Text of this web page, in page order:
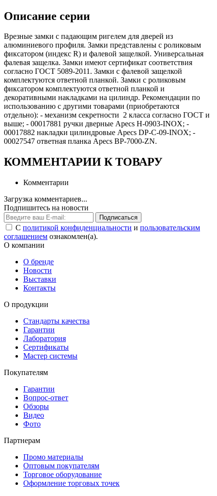
Описание серии
Врезные замки с падающим ригелем для дверей из
алюминиевого профиля. Замки представлены с роликовым
фиксатором (индекс R) и фалевой защелкой. Универсальная
фалевая защелка. Замки имеют сертификат соответствия
согласно ГОСТ 5089-2011. Замки с фалевой защелкой
комплектуются ответной планкой. Замки с роликовым
фиксатором комплектуются ответной планкой и
декоративными накладками на цилиндр. Рекомендации по
использованию с другими товарами (приобретаются
отдельно): - механизм секретности 2 класса согласно ГОСТ и
выше; - 00017881 ручки дверные Apecs H-0903-INOX; -
00017882 накладки цилиндровые Apecs DP-C-09-INOX; -
00027547 ответная планка Apecs BP-7000-ZN.
КОММЕНТАРИИ К ТОВАРУ
Комментарии
Загрузка комментариев...
Подпишитесь на новости
Подписаться
С политикой конфиденциальности и пользовательским
соглашением ознакомлен(а).
О компании
О бренде
Новости
Выставки
Контакты
О продукции
Стандарты качества
Гарантии
Лаборатория
Сертификаты
Мастер системы
Покупателям
Гарантии
Вопрос-ответ
Обзоры
Видео
Фото
Партнерам
Промо материалы
Оптовым покупателям
Торговое оборудование
Оформление торговых точек